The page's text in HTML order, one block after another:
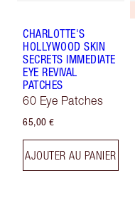
CHARLOTTE'S
HOLLYWOOD SKIN
SECRETS IMMEDIATE
EYE REVIVAL
PATCHES
60 Eye Patches
65,00 €
AJOUTER AU PANIER